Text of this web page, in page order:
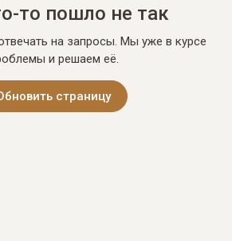
то пошло не так
на запросы. Мы уже в курсе
и решаем её.
страницу